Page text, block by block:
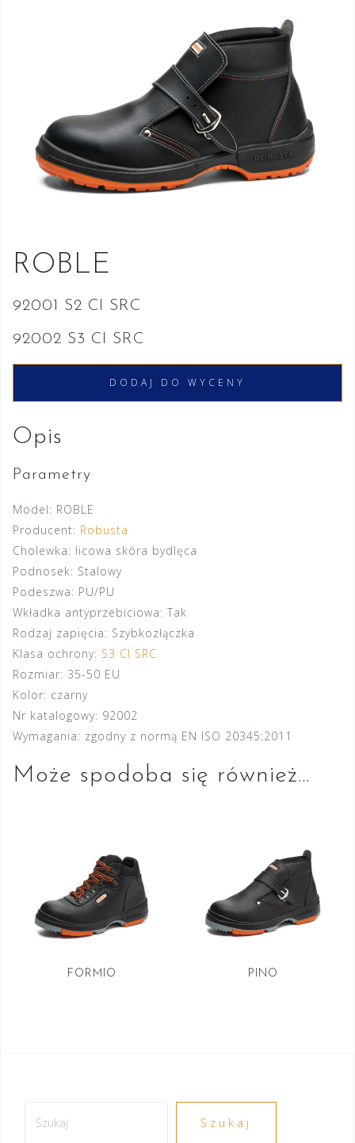
ROBLE
92001 S2 CI SRC
92002 S3 CI SRC
DODAJ DO WYCENY
Opis
Parametry
Model: ROBLE
Producent: Robusta
Cholewka: licowa skóra bydlęca
Podnosek: Stalowy
Podeszwa: PU/PU
Wkładka antyprzebiciowa: Tak
Rodzaj zapięcia: Szybkozłączka
Klasa ochrony: S3 CI SRC
Rozmiar: 35-50 EU
Kolor: czarny
Nr katalogowy: 92002
Wymagania: zgodny z normą EN ISO 20345:2011
Może spodoba się również…
FORMIO PINO
Szukaj